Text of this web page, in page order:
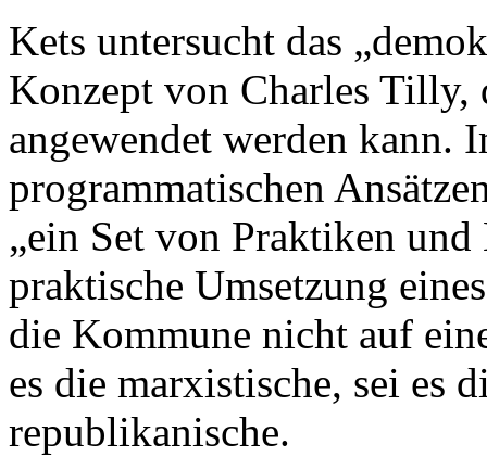
Kets untersucht das
Konzept von Charles Tilly,
angewendet werden kann.
programmatischen
„ein Set von Praktiken
praktische Umsetzung
die Kommune nicht auf
es die marxistische, sei es
republikanische.